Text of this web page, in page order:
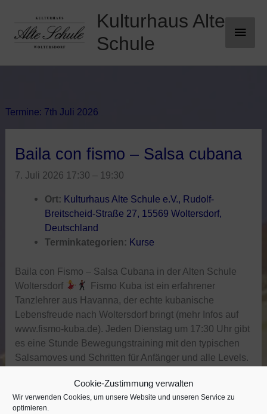
Cookie-Zustimmung verwalten
Wir verwenden Cookies, um unsere Website und unseren Service zu
optimieren.
springen
Kulturhaus Alte
Schule
Termine: 7th Juli 2026
Baila con fismo – Salsa cubana
7. Juli 2026 17:30 – 19:30
Ort: Kulturhaus Alte Schule e.V., Rudolf-
Breitscheid-Straße 27, 15569 Woltersdorf,
Deutschland
Terminkategorien: Kurse
Baila con Fismo – Salsa Cubana in der Alten Schule
Woltersdorf
Fismo Kuba ist ein erfahrener
Tanzlehrer aus Havanna, der echte kubanische
Lebensfreude nach Woltersdorf bringt (mehr Infos auf
www.fismo-kuba.de). Jeden Dienstag um 17:30 Uhr gibt
es eine Stunde Bewegungstraining mit den typischen
Salsamoves und Schritten für Anfänger und alle Levels.